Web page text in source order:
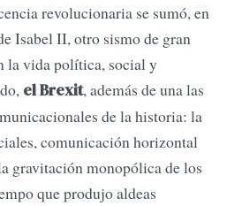
revolucionaria se sumó, en
Isabel II, otro sismo de gran
la vida política, social y
el Brexit, además de una las
de la historia: la
comunicación horizontal
gravitación monopólica de los
que produjo aldeas